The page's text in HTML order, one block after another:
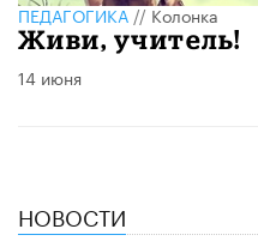
ПЕДАГОГИКА//Колонка
Живи, учитель!
14 июня
НОВОСТИ